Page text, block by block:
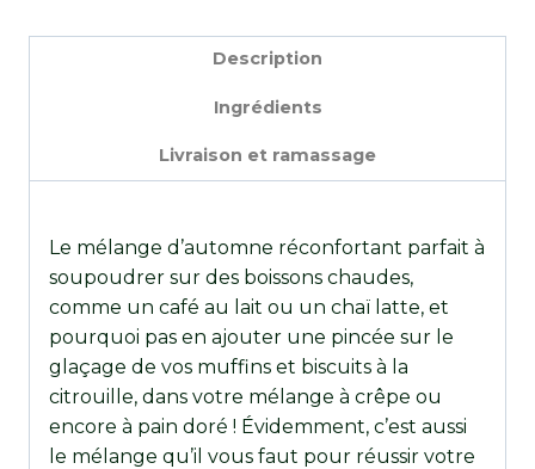
Description
Ingrédients
Livraison et ramassage
Le mélange d’automne réconfortant parfait à
soupoudrer sur des boissons chaudes,
comme un café au lait ou un chaï latte, et
pourquoi pas en ajouter une pincée sur le
glaçage de vos muffins et biscuits à la
citrouille, dans votre mélange à crêpe ou
encore à pain doré ! Évidemment, c’est aussi
le mélange qu’il vous faut pour réussir votre